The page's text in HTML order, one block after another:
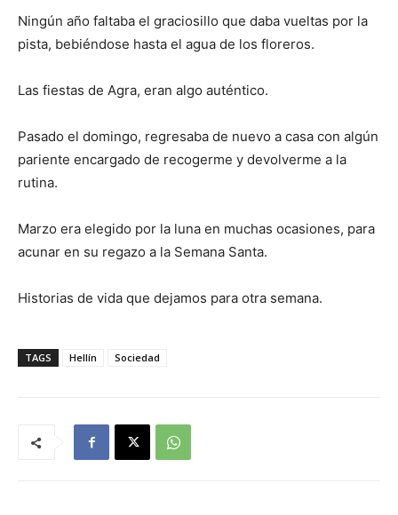
Ningún año faltaba el graciosillo que daba vueltas por la
pista, bebiéndose hasta el agua de los floreros.
Las fiestas de Agra, eran algo auténtico.
Pasado el domingo, regresaba de nuevo a casa con algún
pariente encargado de recogerme y devolverme a la
rutina.
Marzo era elegido por la luna en muchas ocasiones, para
acunar en su regazo a la Semana Santa.
Historias de vida que dejamos para otra semana.
TAGS Hellín Sociedad